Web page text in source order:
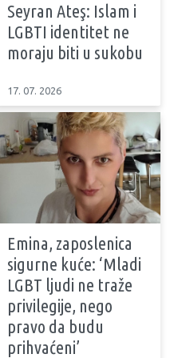
Seyran Ateş: Islam i
LGBTI identitet ne
moraju biti u sukobu
17. 07. 2026
Emina, zaposlenica
sigurne kuće: ‘Mladi
LGBT ljudi ne traže
privilegije, nego
pravo da budu
prihvaćeni’